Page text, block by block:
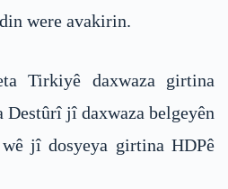
were avakirin.
Tirkiyê daxwaza girtina
Destûrî jî daxwaza belgeyên
jî dosyeya girtina HDPê